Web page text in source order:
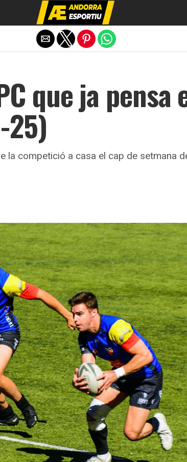
que ja pensa
25)
la competició a casa el cap de setmana
Exit mobile version